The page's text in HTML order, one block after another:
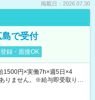
掲載日：2026.07.30
で受付
録・面接OK
円×実働7h×週5日×4
りません。※給与即受取りサ